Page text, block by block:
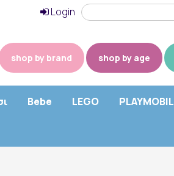
Login
shop by brand shop by age
Bebe LEGO PLAYMOBIL